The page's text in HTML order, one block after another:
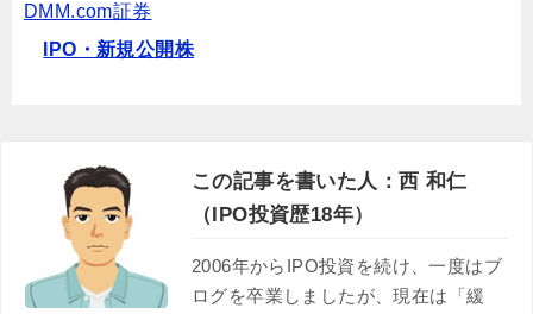
DMM.com証券
IPO・新規公開株
この記事を書いた人：西 和仁
（IPO投資歴18年）
2006年からIPO投資を続け、一度はブ
ログを卒業しましたが、現在は「緩